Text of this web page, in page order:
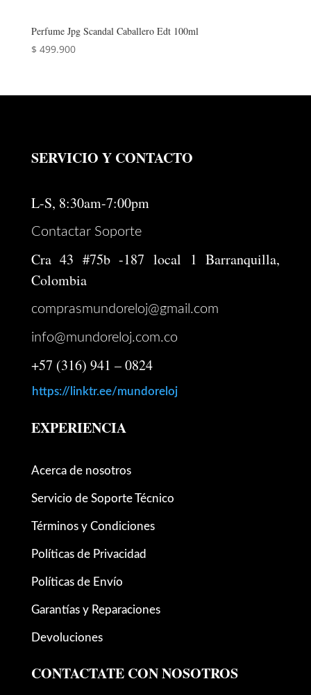
Perfume Jpg Scandal Caballero Edt 100ml
$ 499.900
SERVICIO Y CONTACTO
L-S, 8:30am-7:00pm
Contactar Soporte
Cra 43 #75b -187 local 1 Barranquilla,
Colombia
comprasmundoreloj@gmail.com
info@mundoreloj.com.co
+57 (316) 941 – 0824
https://linktr.ee/mundoreloj
EXPERIENCIA
Acerca de nosotros
Servicio de Soporte Técnico
Términos y Condiciones
Políticas de Privacidad
Políticas de Envío
Garantías y Reparaciones
Devoluciones
CONTACTATE CON NOSOTROS